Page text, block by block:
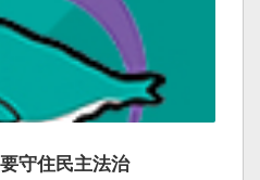
守住民主法治